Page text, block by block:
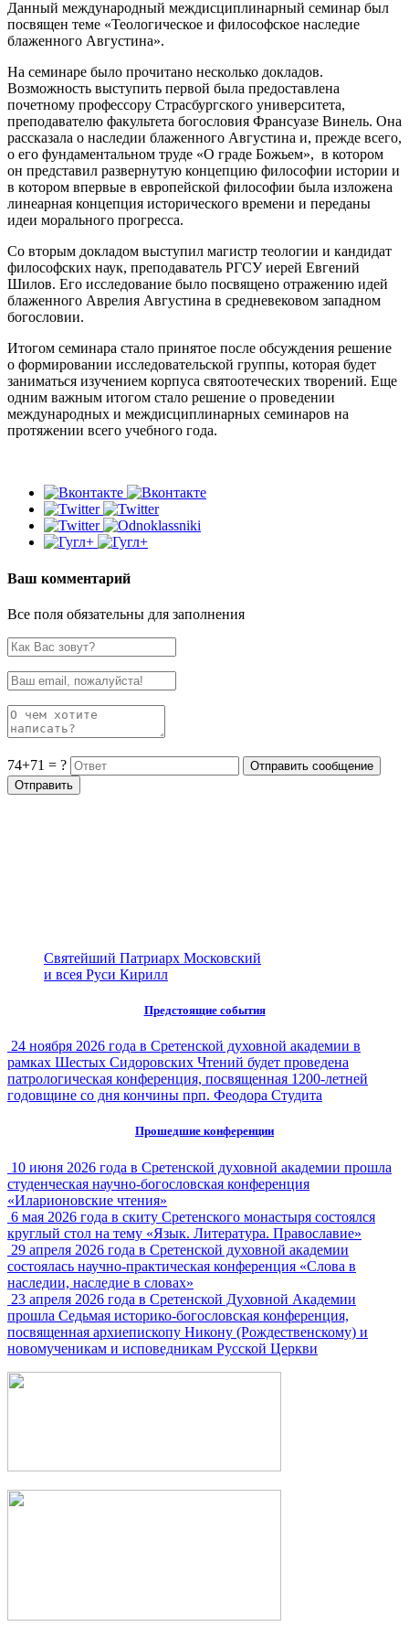
Данный международный междисциплинарный семинар был
посвящен теме «Теологическое и философское наследие
блаженного Августина».
На семинаре было прочитано несколько докладов.
Возможность выступить первой была предоставлена
почетному профессору Страсбургского университета,
преподавателю факультета богословия Франсуазе Винель. Она
рассказала о наследии блаженного Августина и, прежде всего,
о его фундаментальном труде «О граде Божьем», в котором
он представил развернутую концепцию философии истории и
в котором впервые в европейской философии была изложена
линеарная концепция исторического времени и переданы
идеи морального прогресса.
Со вторым докладом выступил магистр теологии и кандидат
философских наук, преподаватель РГСУ иерей Евгений
Шилов. Его исследование было посвящено отражению идей
блаженного Аврелия Августина в средневековом западном
богословии.
Итогом семинара стало принятое после обсуждения решение
о формировании исследовательской группы, которая будет
заниматься изучением корпуса святоотеческих творений. Еще
одним важным итогом стало решение о проведении
международных и междисциплинарных семинаров на
протяжении всего учебного года.
Ваш комментарий
Все поля обязательны для заполнения
74+71 = ?
Святейший Патриарх Московский
и всея Руси Кирилл
Предстоящие события
24 ноября 2026 года в Сретенской духовной академии в
рамках Шестых Сидоровских Чтений будет проведена
патрологическая конференция, посвященная 1200-летней
годовщине со дня кончины прп. Феодора Студита
Прошедшие конференции
10 июня 2026 года в Сретенской духовной академии прошла
студенческая научно-богословская конференция
«Иларионовские чтения»
6 мая 2026 года в скиту Сретенского монастыря состоялся
круглый стол на тему «Язык. Литература. Православие»
29 апреля 2026 года в Сретенской духовной академии
состоялась научно-практическая конференция «Слова в
наследии, наследие в словах»
23 апреля 2026 года в Сретенской Духовной Академии
прошла Седьмая историко-богословская конференция,
посвященная архиепископу Никону (Рождественскому) и
новомученикам и исповедникам Русской Церкви